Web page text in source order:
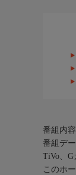
番組内
番組デ
TiVo、
このホ